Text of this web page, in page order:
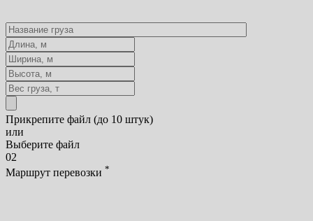
Прикрепите файл (до 10 штук)
или
Выберите файл
02
Маршрут перевозки *